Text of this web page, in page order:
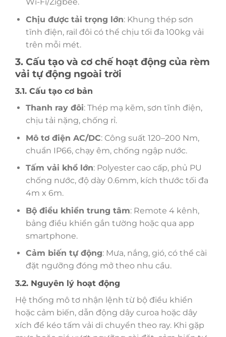
Chịu được tải trọng lớn: Khung thép sơn
tĩnh điện, rail đôi có thể chịu tối đa 100kg vải
trên mỗi mét.
3. Cấu tạo và cơ chế hoạt động của rèm
vải tự động ngoài trời
3.1. Cấu tạo cơ bản
Thanh ray đôi: Thép mạ kẽm, sơn tĩnh điện,
chịu tải nặng, chống rỉ.
Mô tơ điện AC/DC: Công suất 120–200 Nm,
chuẩn IP66, chạy êm, chống ngập nước.
Tấm vải khổ lớn: Polyester cao cấp, phủ PU
chống nước, độ dày 0.6mm, kích thước tối đa
4m x 6m.
Bộ điều khiển trung tâm: Remote 4 kênh,
bảng điều khiển gắn tường hoặc qua app
smartphone.
Cảm biến tự động: Mưa, nắng, gió, có thể cài
đặt ngưỡng đóng mở theo nhu cầu.
3.2. Nguyên lý hoạt động
Hệ thống mô tơ nhận lệnh từ bộ điều khiển
hoặc cảm biến, dẫn động dây curoa hoặc dây
xích để kéo tấm vải di chuyển theo ray. Khi gặp